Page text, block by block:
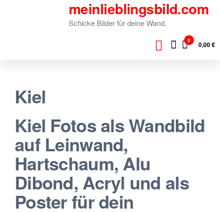
meinlieblingsbild.com
Schicke Bilder für deine Wand.
0 0,00 €
Kiel
Kiel Fotos als Wandbild
auf Leinwand,
Hartschaum, Alu
Dibond, Acryl und als
Poster für dein